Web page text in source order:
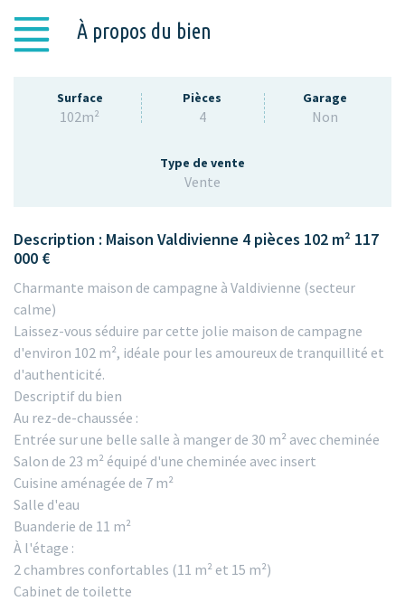
À propos du bien
Surface
102m²
Pièces
4
Garage
Non
Type de vente
Vente
Description : Maison Valdivienne 4 pièces 102 m² 117
000 €
Charmante maison de campagne à Valdivienne (secteur
calme)
Laissez-vous séduire par cette jolie maison de campagne
d'environ 102 m², idéale pour les amoureux de tranquillité et
d'authenticité.
Descriptif du bien
Au rez-de-chaussée :
Entrée sur une belle salle à manger de 30 m² avec cheminée
Salon de 23 m² équipé d'une cheminée avec insert
Cuisine aménagée de 7 m²
Salle d'eau
Buanderie de 11 m²
À l'étage :
2 chambres confortables (11 m² et 15 m²)
Cabinet de toilette